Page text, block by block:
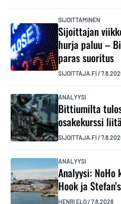
SIJOITTAMINEN
Sijoittajan
hurja paluu –
paras suoritus
SIJOITTAJA.FI/
ANALYYSI
Bittiumilta
osakekurssi
SIJOITTAJA.FI/
ANALYYSI
Analyysi:
Hook ja
HENRI ELO/7.8.2026